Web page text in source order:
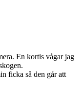
En kortis vågar jag
ficka så den går att